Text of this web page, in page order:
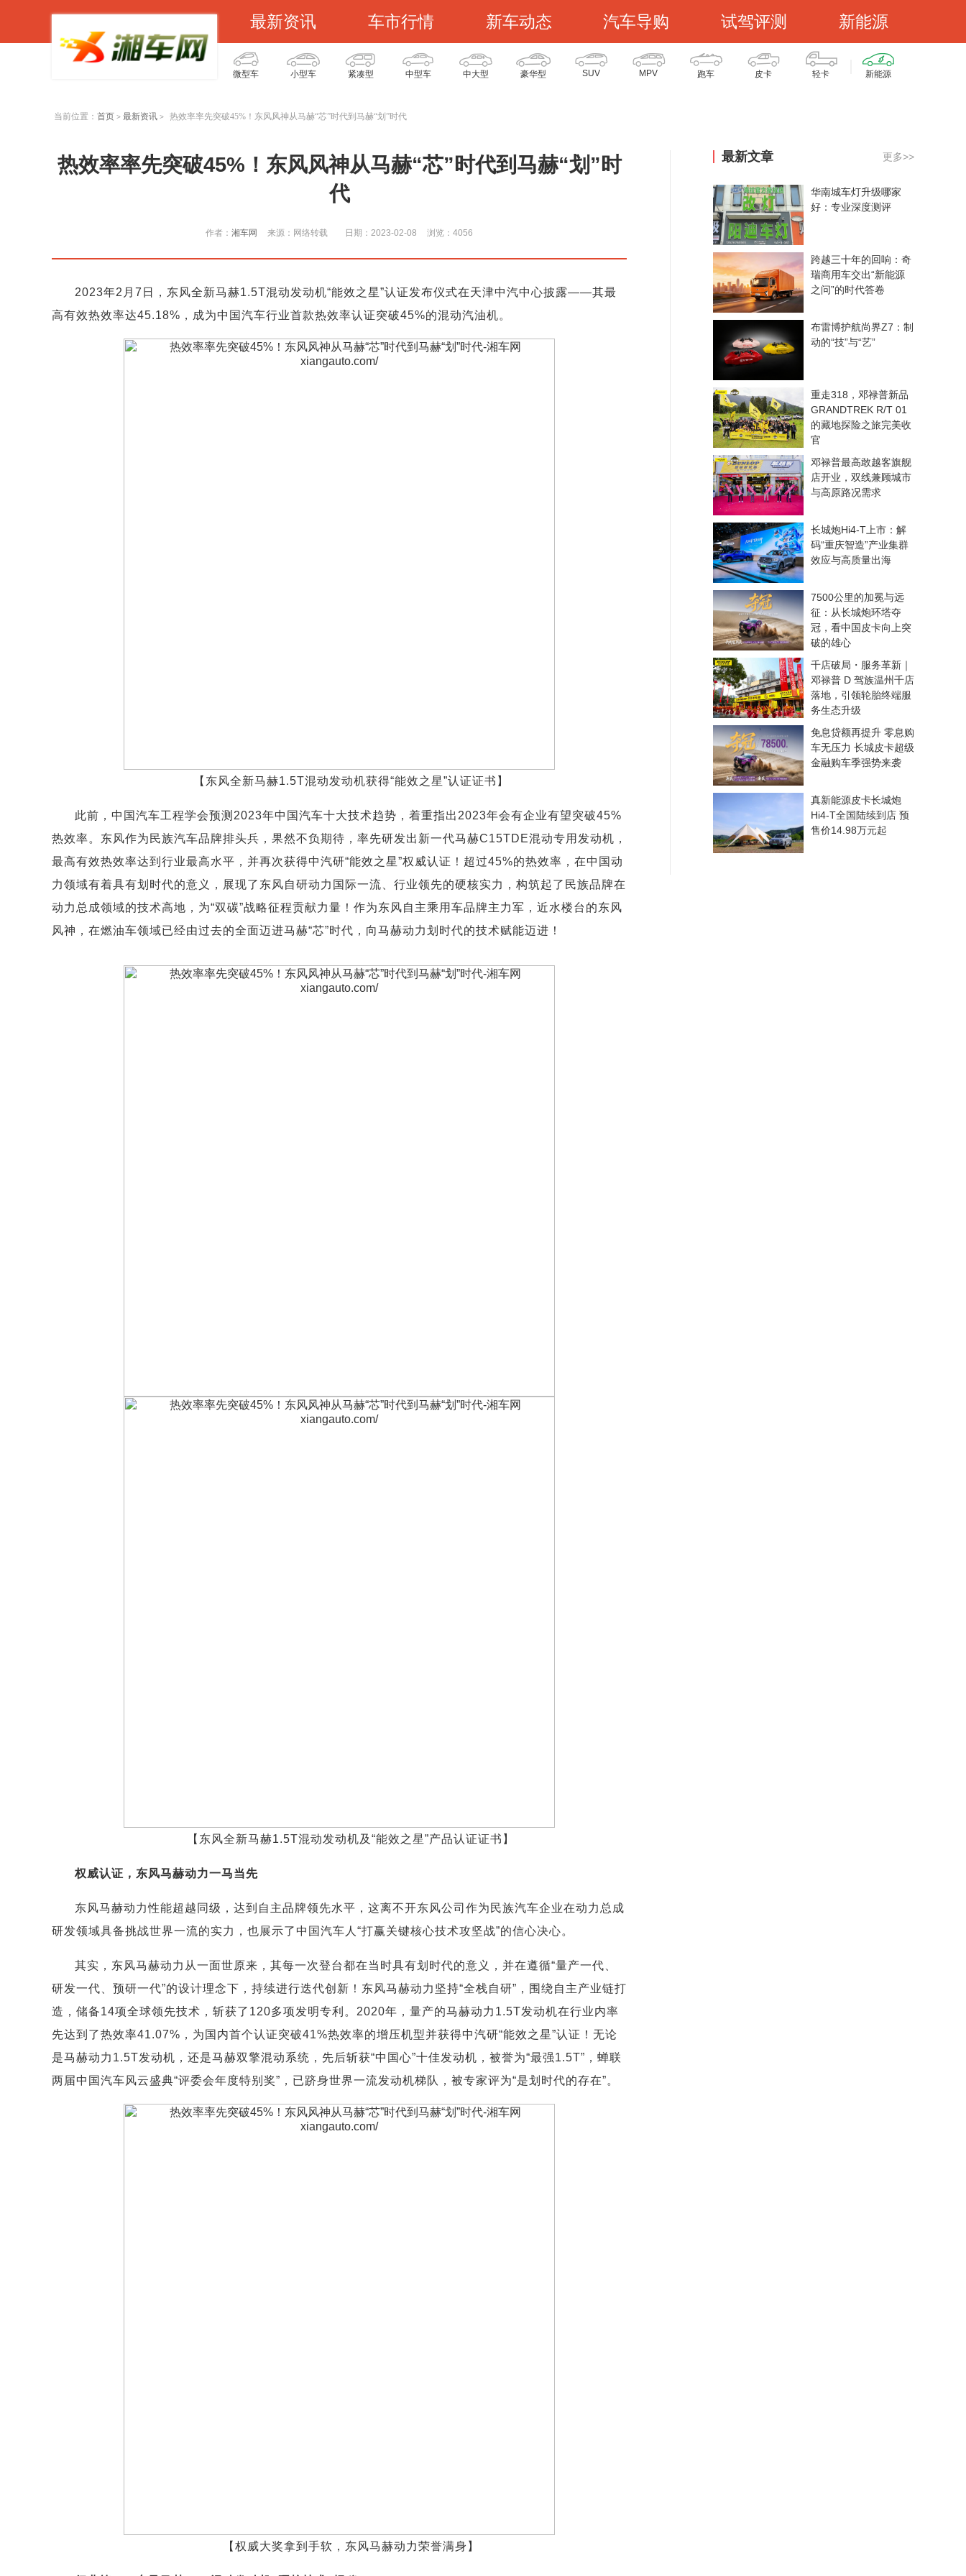
最新资讯 车市行情 新车动态 汽车导购 试驾评测 新能源
微型车 小型车 紧凑型 中型车 中大型 豪华型 SUV MPV 跑车 皮卡 轻卡 新能源
当前位置： 首页 > 最新资讯 > 热效率率先突破45%！东风风神从马赫“芯”时代到马赫“划”时代
热效率率先突破45%！东风风神从马赫“芯”时代到马赫“划”时
代
作者： 湘车网 来源：网络转载 日期：2023-02-08 浏览：4056
2023年2月7日，东风全新马赫1.5T混动发动机“能效之星”认证发布仪式在天津中汽中心披露——其最
高有效热效率达45.18%，成为中国汽车行业首款热效率认证突破45%的混动汽油机。
【东风全新马赫1.5T混动发动机获得“能效之星”认证证书】
此前，中国汽车工程学会预测2023年中国汽车十大技术趋势，着重指出2023年会有企业有望突破45%
热效率。东风作为民族汽车品牌排头兵，果然不负期待，率先研发出新一代马赫C15TDE混动专用发动机，
最高有效热效率达到行业最高水平，并再次获得中汽研“能效之星”权威认证！超过45%的热效率，在中国动
力领域有着具有划时代的意义，展现了东风自研动力国际一流、行业领先的硬核实力，构筑起了民族品牌在
动力总成领域的技术高地，为“双碳”战略征程贡献力量！作为东风自主乘用车品牌主力军，近水楼台的东风
风神，在燃油车领域已经由过去的全面迈进马赫“芯”时代，向马赫动力划时代的技术赋能迈进！
【东风全新马赫1.5T混动发动机及“能效之星”产品认证证书】
权威认证，东风马赫动力一马当先
东风马赫动力性能超越同级，达到自主品牌领先水平，这离不开东风公司作为民族汽车企业在动力总成
研发领域具备挑战世界一流的实力，也展示了中国汽车人“打赢关键核心技术攻坚战”的信心决心。
其实，东风马赫动力从一面世原来，其每一次登台都在当时具有划时代的意义，并在遵循“量产一代、
研发一代、预研一代”的设计理念下，持续进行迭代创新！东风马赫动力坚持“全栈自研”，围绕自主产业链打
造，储备14项全球领先技术，斩获了120多项发明专利。2020年，量产的马赫动力1.5T发动机在行业内率
先达到了热效率41.07%，为国内首个认证突破41%热效率的增压机型并获得中汽研“能效之星”认证！无论
是马赫动力1.5T发动机，还是马赫双擎混动系统，先后斩获“中国心”十佳发动机，被誉为“最强1.5T”，蝉联
两届中国汽车风云盛典“评委会年度特别奖”，已跻身世界一流发动机梯队，被专家评为“是划时代的存在”。
【权威大奖拿到手软，东风马赫动力荣誉满身】
最新文章 更多>>
华南城车灯升级哪家
好：专业深度测评
跨越三十年的回响：奇
瑞商用车交出“新能源
之问”的时代答卷
布雷博护航尚界Z7：制
动的“技”与“艺”
重走318，邓禄普新品
GRANDTREK R/T 01
的藏地探险之旅完美收
官
邓禄普最高敢越客旗舰
店开业，双线兼顾城市
与高原路况需求
长城炮Hi4-T上市：解
码“重庆智造”产业集群
效应与高质量出海
7500公里的加冕与远
征：从长城炮环塔夺
冠，看中国皮卡向上突
破的雄心
千店破局・服务革新｜
邓禄普 D 驾族温州千店
落地，引领轮胎终端服
务生态升级
免息贷额再提升 零息购
车无压力 长城皮卡超级
金融购车季强势来袭
真新能源皮卡长城炮
Hi4-T全国陆续到店 预
售价14.98万元起